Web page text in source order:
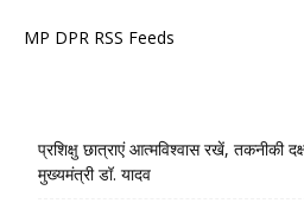
MP DPR RSS Feeds
प्रशिक्षु छात्राएं आत्मविश्वास रखें, तकनीकी
मुख्यमंत्री डॉ. यादव